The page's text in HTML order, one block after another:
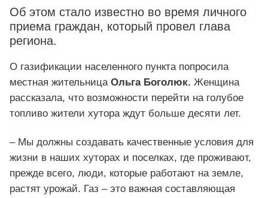
Об этом стало известно во время личного
приема граждан, который провел глава
региона.
О газификации населенного пункта попросила
местная жительница Ольга Боголюк. Женщина
рассказала, что возможности перейти на голубое
топливо жители хутора ждут больше десяти лет.
– Мы должны создавать качественные условия для
жизни в наших хуторах и поселках, где проживают,
прежде всего, люди, которые работают на земле,
растят урожай. Газ – это важная составляющая